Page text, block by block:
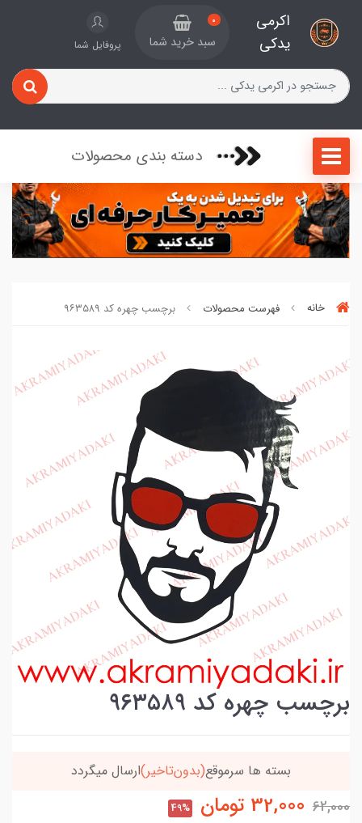
اکرمی
یدکی
0
سبد خرید شما پروفایل شما
دسته بندی محصولات
خانه فهرست محصولات برچسب چهره کد ۹۶۳۵۸۹
برچسب چهره کد ۹۶۳۵۸۹
بسته ها سرموقع(بدون‌تاخیر)ارسال میگردد
62,000
32,000 تومان 49%